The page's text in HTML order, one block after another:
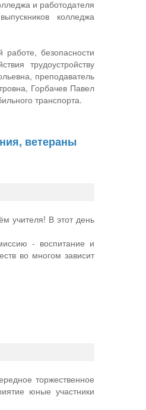
и работодателя
колледжа
работе, безопасности
трудоустройству
преподаватель
Горбачев Павел
транспорта.
ветераны
учителя! В этот день
- воспитание и
во многом зависит
торжественное
юные участники